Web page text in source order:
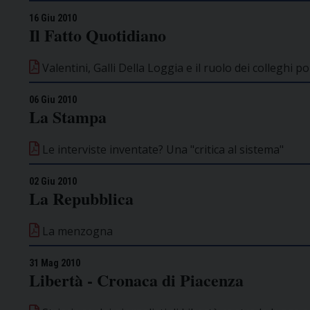
16 Giu 2010
Il Fatto Quotidiano
Valentini, Galli Della Loggia e il ruolo dei colleghi
06 Giu 2010
La Stampa
Le interviste inventate? Una "critica al sistema"
02 Giu 2010
La Repubblica
La menzogna
31 Mag 2010
Libertà - Cronaca di Piacenza